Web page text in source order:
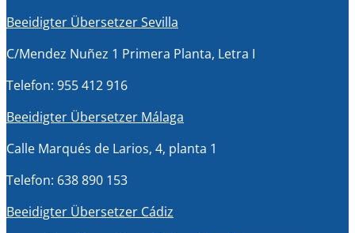
Beeidigter Übersetzer Sevilla
C/Mendez Nuñez 1 Primera Planta, Letra I
Telefon: 955 412 916
Beeidigter Übersetzer Málaga
Calle Marqués de Larios, 4, planta 1
Telefon: 638 890 153
Beeidigter Übersetzer Cádiz